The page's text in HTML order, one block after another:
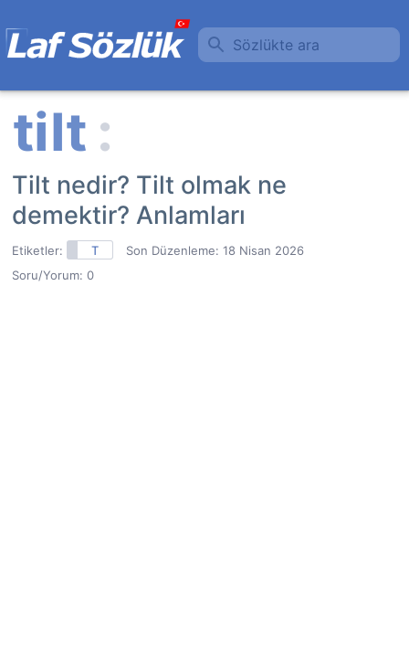
Sözlükte ara
Tilt nedir? Tilt olmak ne
demektir? Anlamları
Etiketler: T Son Düzenleme: 18 Nisan 2026
Soru/Yorum: 0